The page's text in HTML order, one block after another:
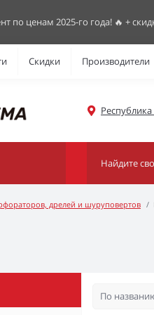
по ценам 2025-го года! 🔥 +
Скидки Производители
Республика
дрелей и шуруповертов